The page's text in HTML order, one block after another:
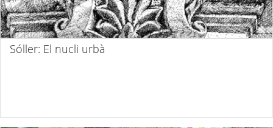
Sóller: El nucli urbà